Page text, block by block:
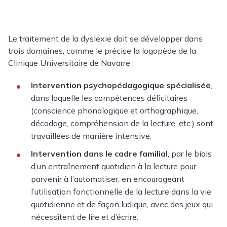
Le traitement de la dyslexie doit se développer dans
trois domaines, comme le précise la logopède de la
Clinique Universitaire de Navarre :
Intervention psychopédagogique spécialisée,
dans laquelle les compétences déficitaires
(conscience phonologique et orthographique,
décodage, compréhension de la lecture, etc.) sont
travaillées de manière intensive.
Intervention dans le cadre familial, par le biais
d’un entraînement quotidien à la lecture pour
parvenir à l’automatiser, en encourageant
l’utilisation fonctionnelle de la lecture dans la vie
quotidienne et de façon ludique, avec des jeux qui
nécessitent de lire et d’écrire.